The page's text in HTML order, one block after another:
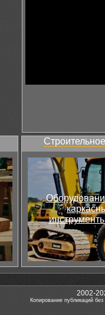
2002-
Копирование публикаций